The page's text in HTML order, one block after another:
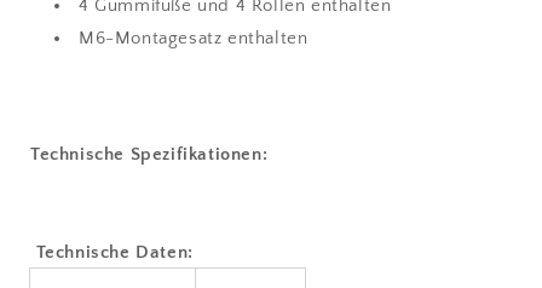
4 Gummifüße und 4 Rollen enthalten
M6-Montagesatz enthalten
Technische Spezifikationen:
Technische Daten: